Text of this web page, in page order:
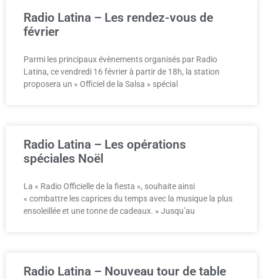
Radio Latina – Les rendez-vous de
février
Parmi les principaux évènements organisés par Radio
Latina, ce vendredi 16 février à partir de 18h, la station
proposera un « Officiel de la Salsa » spécial
Radio Latina – Les opérations
spéciales Noël
La « Radio Officielle de la fiesta », souhaite ainsi
« combattre les caprices du temps avec la musique la plus
ensoleillée et une tonne de cadeaux. » Jusqu’au
Radio Latina – Nouveau tour de table